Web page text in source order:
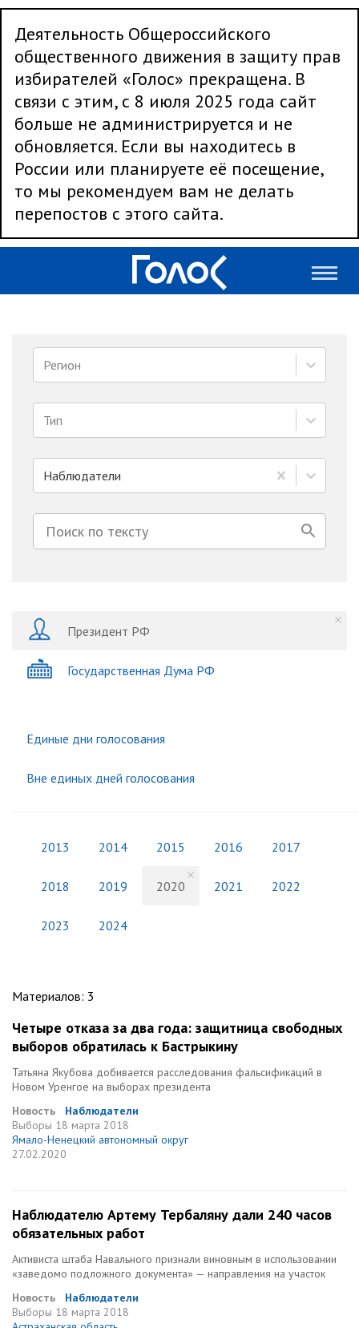
Деятельность Общероссийского
общественного движения в защиту прав
избирателей «Голос» прекращена. В
связи с этим, с 8 июля 2025 года сайт
больше не администрируется и не
обновляется. Если вы находитесь в
России или планируете её посещение,
то мы рекомендуем вам не делать
перепостов с этого сайта.
Регион
Тип
Наблюдатели
Президент РФ
Государственная Дума РФ
Единые дни голосования
Вне единых дней голосования
2013 2014 2015 2016 2017
2018 2019 2020 2021 2022
2023 2024
Материалов: 3
Четыре отказа за два года: защитница свободных
выборов обратилась к Бастрыкину
Татьяна Якубова добивается расследования фальсификаций в
Новом Уренгое на выборах президента
Новость
Наблюдатели
Выборы 18 марта 2018
Ямало-Ненецкий автономный округ
27.02.2020
Наблюдателю Артему Тербаляну дали 240 часов
обязательных работ
Активиста штаба Навального признали виновным в использовании
«заведомо подложного документа» — направления на участок
Новость
Наблюдатели
Выборы 18 марта 2018